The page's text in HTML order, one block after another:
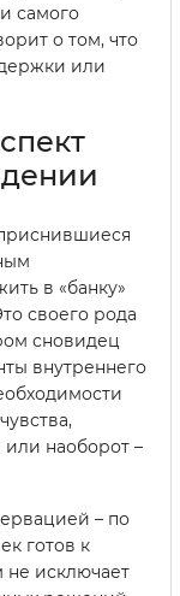
самого
о том, что
или
в «банку»
своего рода
сновидец
внутреннего
наоборот –
– по
готов к
не исключает